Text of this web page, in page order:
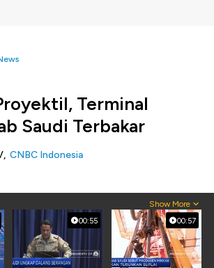
Terminal
Saudi Terbakar
CNBC Indonesia
Show More
00:55 00:57